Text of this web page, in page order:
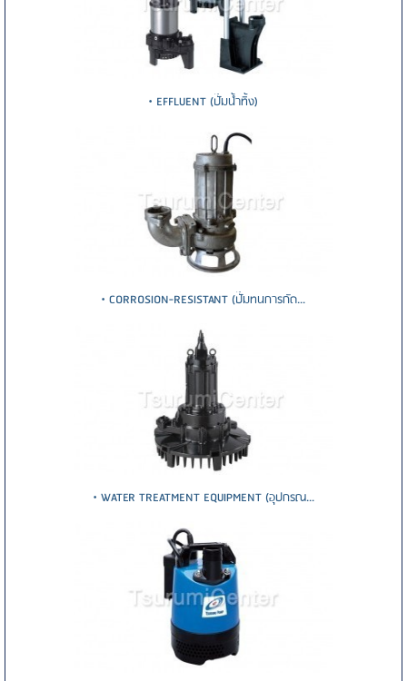
• EFFLUENT (ปั๊มน้ำทิ้ง)
• CORROSION-RESISTANT (ปั๊มทนการกัด...
• WATER TREATMENT EQUIPMENT (อุปกรณ...